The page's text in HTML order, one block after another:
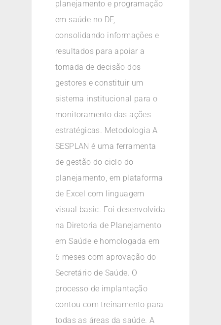
planejamento e programação
em saúde no DF,
consolidando informações e
resultados para apoiar a
tomada de decisão dos
gestores e constituir um
sistema institucional para o
monitoramento das ações
estratégicas. Metodologia A
SESPLAN é uma ferramenta
de gestão do ciclo do
planejamento, em plataforma
de Excel com linguagem
visual basic. Foi desenvolvida
na Diretoria de Planejamento
em Saúde e homologada em
6 meses com aprovação do
Secretário de Saúde. O
processo de implantação
contou com treinamento para
todas as áreas da saúde. A